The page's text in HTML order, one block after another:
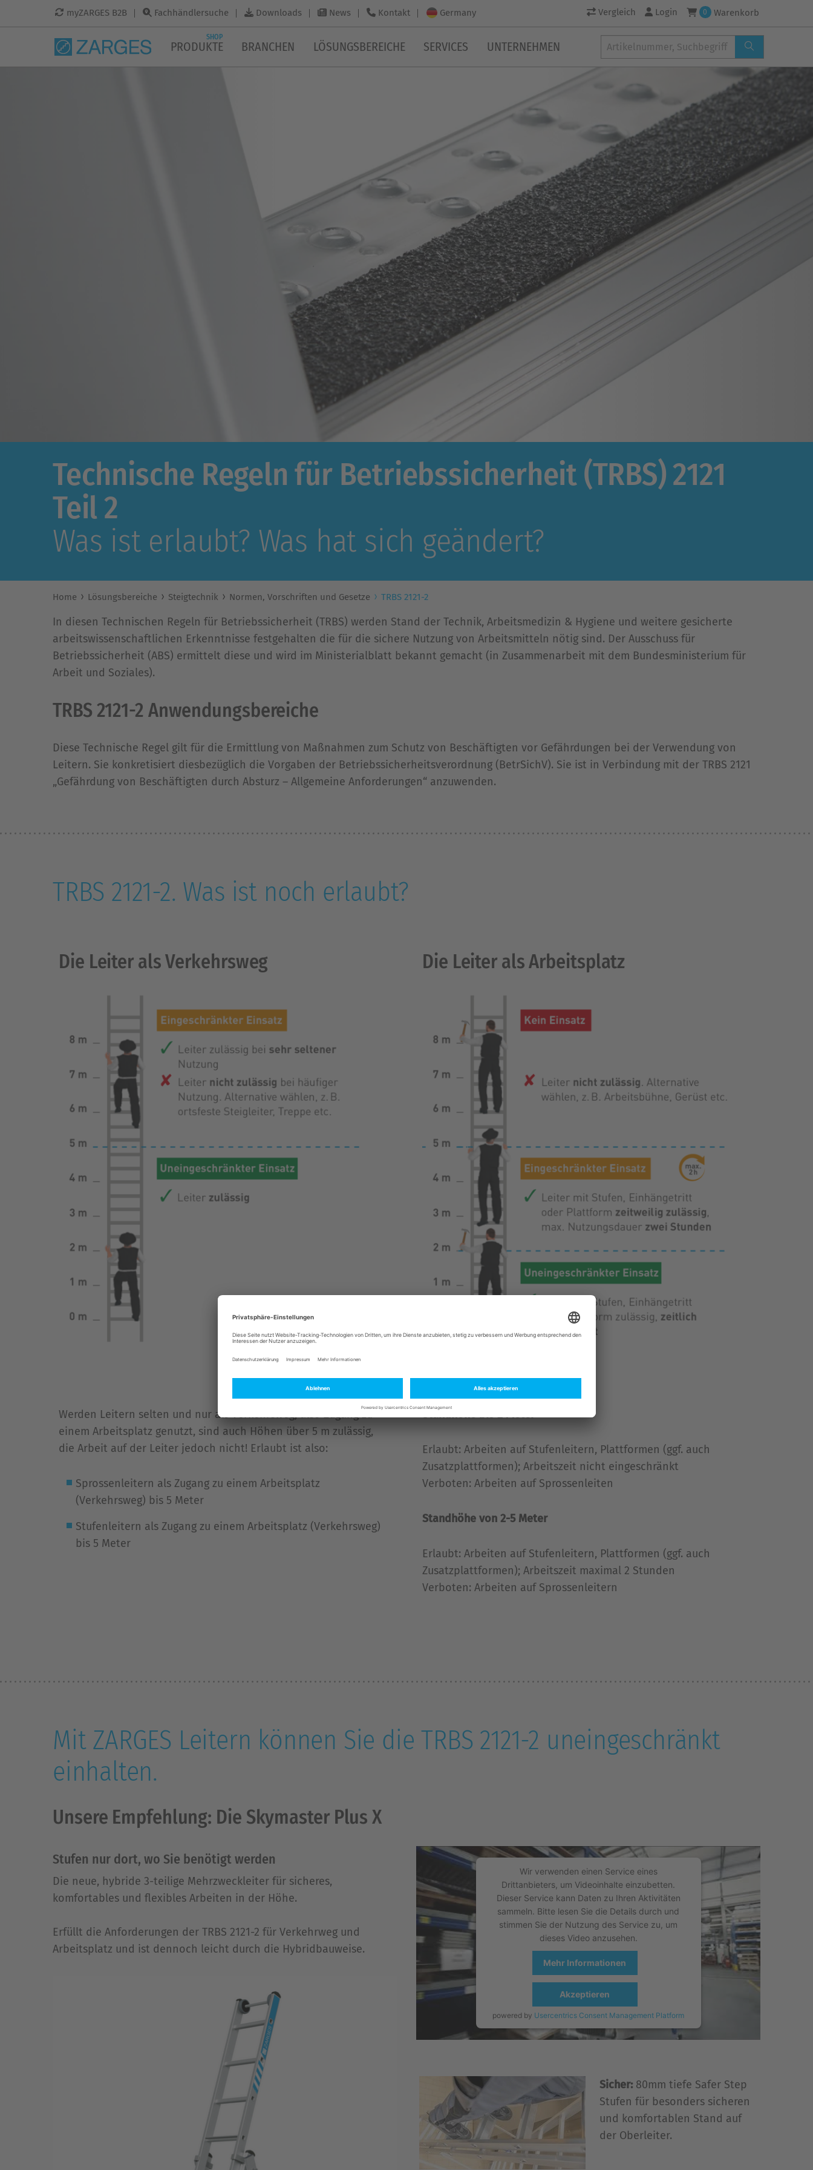
myZARGES B2B Fachhändlersuche Downloads News Kontakt Germany Vergleich Login 0 Warenkorb
PRODUKTE
SHOP
BRANCHEN LÖSUNGSBEREICHE SERVICES UNTERNEHMEN
Technische Regeln für Betriebssicherheit (TRBS) 2121
Teil 2
Was ist erlaubt? Was hat sich geändert?
Home Lösungsbereiche Steigtechnik Normen, Vorschriften und Gesetze TRBS 2121-2
In diesen Technischen Regeln für Betriebssicherheit (TRBS) werden Stand der Technik, Arbeitsmedizin & Hygiene und weitere gesicherte
arbeitswissenschaftlichen Erkenntnisse festgehalten die für die sichere Nutzung von Arbeitsmitteln nötig sind. Der Ausschuss für
Betriebssicherheit (ABS) ermittelt diese und wird im Ministerialblatt bekannt gemacht (in Zusammenarbeit mit dem Bundesministerium für
Arbeit und Soziales).
TRBS 2121-2 Anwendungsbereiche
Diese Technische Regel gilt für die Ermittlung von Maßnahmen zum Schutz von Beschäftigten vor Gefährdungen bei der Verwendung von
Leitern. Sie konkretisiert diesbezüglich die Vorgaben der Betriebssicherheitsverordnung (BetrSichV). Sie ist in Verbindung mit der TRBS 2121
„Gefährdung von Beschäftigten durch Absturz – Allgemeine Anforderungen“ anzuwenden.
TRBS 2121-2. Was ist noch erlaubt?
Die Leiter als Verkehrsweg
Werden Leitern selten und nur als Verkehrsweg, also Zugang zu
einem Arbeitsplatz genutzt, sind auch Höhen über 5 m zulässig,
die Arbeit auf der Leiter jedoch nicht! Erlaubt ist also:
Sprossenleitern als Zugang zu einem Arbeitsplatz
(Verkehrsweg) bis 5 Meter
Stufenleitern als Zugang zu einem Arbeitsplatz (Verkehrsweg)
bis 5 Meter
Die Leiter als Arbeitsplatz
Standhöhe bis 2 Meter
Erlaubt: Arbeiten auf Stufenleitern, Plattformen (ggf. auch
Zusatzplattformen); Arbeitszeit nicht eingeschränkt
Verboten: Arbeiten auf Sprossenleiten
Standhöhe von 2-5 Meter
Erlaubt: Arbeiten auf Stufenleitern, Plattformen (ggf. auch
Zusatzplattformen); Arbeitszeit maximal 2 Stunden
Verboten: Arbeiten auf Sprossenleitern
Mit ZARGES Leitern können Sie die TRBS 2121-2 uneingeschränkt
einhalten.
Unsere Empfehlung: Die Skymaster Plus X
Stufen nur dort, wo Sie benötigt werden
Die neue, hybride 3-teilige Mehrzweckleiter für sicheres,
komfortables und flexibles Arbeiten in der Höhe.
Erfüllt die Anforderungen der TRBS 2121-2 für Verkehrweg und
Arbeitsplatz und ist dennoch leicht durch die Hybridbauweise.
Wir verwenden einen Service eines
Drittanbieters, um Videoinhalte einzubetten.
Dieser Service kann Daten zu Ihren Aktivitäten
sammeln. Bitte lesen Sie die Details durch und
stimmen Sie der Nutzung des Service zu, um
dieses Video anzusehen.
Mehr Informationen
Akzeptieren
powered by Usercentrics Consent Management Platform
Sicher:80mm tiefe Safer Step
Stufen für besonders sicheren
und komfortablen Stand auf
der Oberleiter.